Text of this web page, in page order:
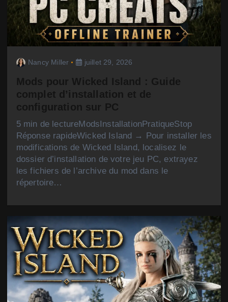
Nancy Miller juillet 29, 2026
Mods pour Wicked Island : Guide
complet d’installation et de
configuration sur PC
5 min de lectureModsInstallationPratiqueStop
Réponse rapideWicked Island → Pour installer les
modifications de Wicked Island, localisez le
dossier d’installation de votre jeu PC, extrayez
les fichiers de l’archive du mod dans le
répertoire…